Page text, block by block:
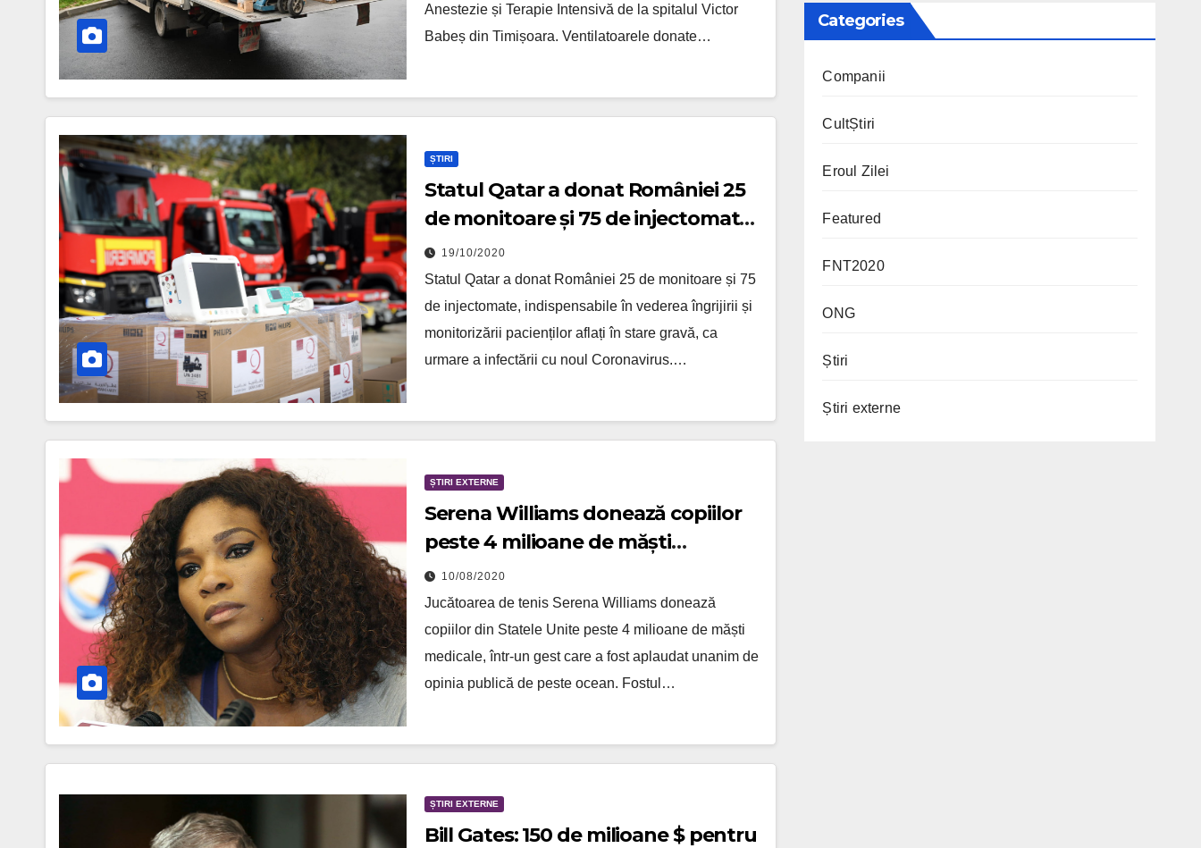
Anestezie și Terapie Intensivă de la spitalul Victor
Babeș din Timișoara. Ventilatoarele donate…
ȘTIRI
Statul Qatar a donat României 25
de monitoare și 75 de injectomate
pentru ATI
19/10/2020
Statul Qatar a donat României 25 de monitoare și 75
de injectomate, indispensabile în vederea îngrijirii și
monitorizării pacienților aflați în stare gravă, ca
urmare a infectării cu noul Coronavirus.…
ȘTIRI EXTERNE
Serena Williams donează copiilor
peste 4 milioane de măști
medicale
10/08/2020
Jucătoarea de tenis Serena Williams donează
copiilor din Statele Unite peste 4 milioane de măști
medicale, într-un gest care a fost aplaudat unanim de
opinia publică de peste ocean. Fostul…
ȘTIRI EXTERNE
Bill Gates: 150 de milioane $ pentru
Categories
Companii
CultȘtiri
Eroul Zilei
Featured
FNT2020
ONG
Știri
Știri externe